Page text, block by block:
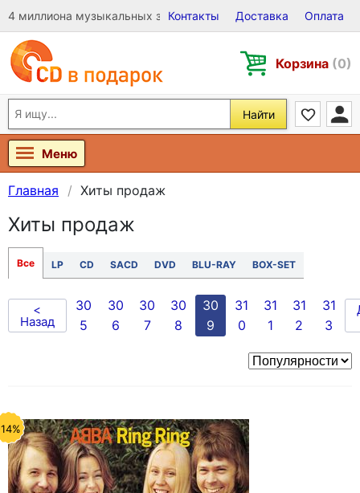
4 миллиона музыкальных записей на Виниле, CD и DVD
Контакты Доставка Оплата
Корзина (0)
Найти
Меню
Главная Хиты продаж
Хиты продаж
Все LP CD SACD DVD BLU-RAY BOX-SET
<
Назад
30
5
30
6
30
7
30
8
30
9
31
0
31
1
31
2
31
3